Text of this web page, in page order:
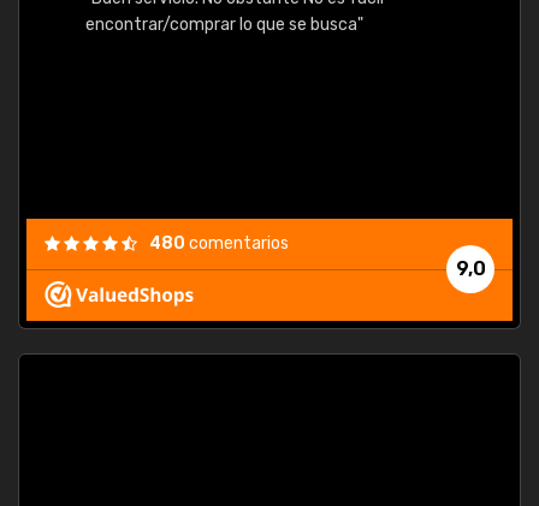
encontrar/comprar lo que se busca"
9,0
480 comentarios